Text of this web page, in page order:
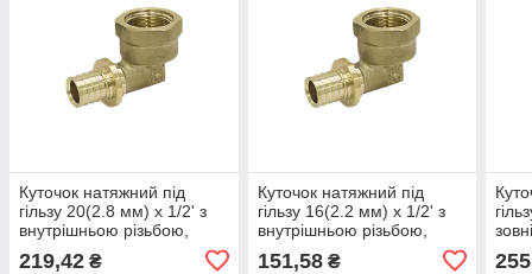
Куточок натяжний під
гільзу 20(2.8 мм) х 1/2' з
внутрішньою різьбою,
219,42 ₴
Куточок натяжний під
гільзу 16(2.2 мм) х 1/2' з
внутрішньою різьбою,
151,58₴